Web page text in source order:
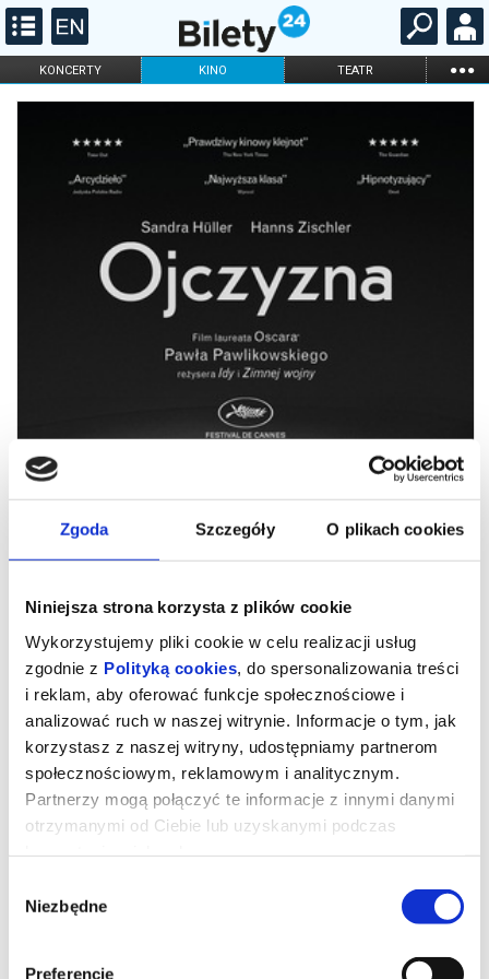
Zgoda Szczegóły O plikach cookies
Niniejsza strona korzysta z plików cookie
Wykorzystujemy pliki cookie w celu realizacji usług
zgodnie z Polityką cookies , do spersonalizowania treści
i reklam, aby oferować funkcje społecznościowe i
analizować ruch w naszej witrynie. Informacje o tym, jak
korzystasz z naszej witryny, udostępniamy partnerom
społecznościowym, reklamowym i analitycznym.
Partnerzy mogą połączyć te informacje z innymi danymi
otrzymanymi od Ciebie lub uzyskanymi podczas
zgody
Niezbędne
Preferencje
KONCERTY KINO TEATR ...
FILHARMONIA OPERA I BALET
DLA DZIECI
ONLINE KARNETY
Ojczyzna
Niemcy/Polska/Włochy 2026, dramat, 82 min, od 15 lat
Nagrody Nobla w dziedzinie literatury, a jego córką Eriką – aktorką,
pisarką i kierowczynią rajdową. Akcja rozgrywa się w okresie